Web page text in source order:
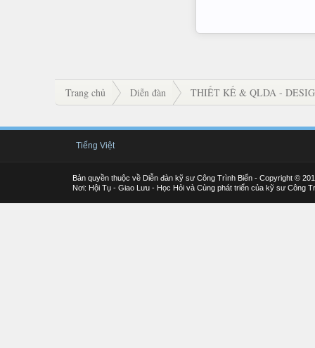
Trang chủ Diễn đàn THIẾT KẾ & QLDA -
Tiếng Việt
Bản quyền thuộc về Diễn đàn kỹ sư Công Trình Biển - Copyright ©
Nơi: Hội Tụ - Giao Lưu - Học Hỏi và Cùng phát triển của kỹ sư Công